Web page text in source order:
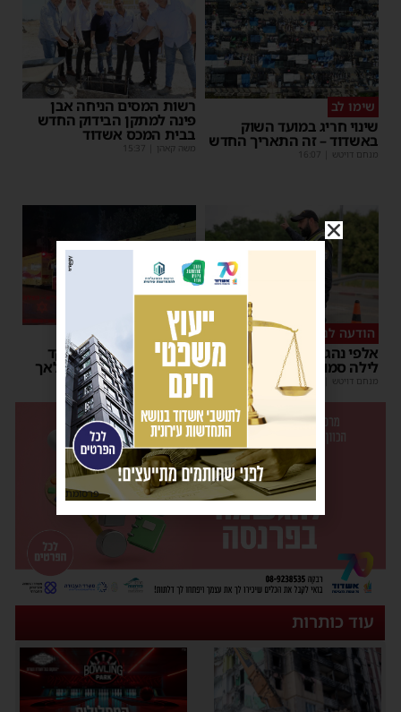
שימו לב
שינוי חריג במועד השוק
באשדוד – זה התאריך החדש
מנחם דויטש |
16:07
רשות המסים הניחה אבן
פינה למתקן הבידוק החדש
בבית המכס אשדוד
משה קאהן |
15:37
הודעה לנהגים
אלפי נהגים יושפעו: עבודות
לילה סמוך לאשדוד
מנחם דויטש |
11:10
כל טיפה מצילה
אשדוד מצילה חיים: מוקד
התרמת דם ליד השטיבלאך
משה קאהן
עוד כותרות
פרסומת